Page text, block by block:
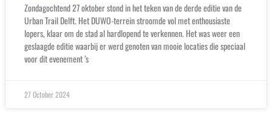
Zondagochtend 27 oktober stond in het teken van de derde editie van de
Urban Trail Delft. Het DUWO-terrein stroomde vol met enthousiaste
lopers, klaar om de stad al hardlopend te verkennen. Het was weer een
geslaagde editie waarbij er werd genoten van mooie locaties die speciaal
voor dit evenement ’s
27 October 2024